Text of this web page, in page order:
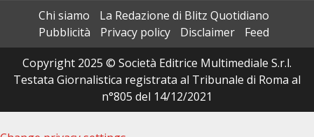
Chi siamo
La Redazione di Blitz Quotidiano
Pubblicità
Privacy policy Disclaimer
Feed
Copyright 2025 © Società Editrice Multimediale S.r.l.
Testata Giornalistica registrata al Tribunale di Roma al
n°805 del 14/12/2021